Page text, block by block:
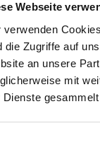
Webseite
verwenden
die Zugriffe auf
an unsere
mit
Dienste gesammelt
durch das
285 E-Mail